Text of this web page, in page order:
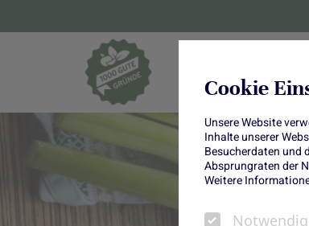
Cookie
Unsere Website
Inhalte unserer
Besucherdaten und
Absprungraten der
Weitere
Notwendig